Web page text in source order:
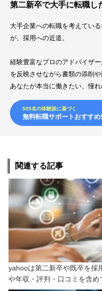
第二新卒で大手に転職し
大手企業への転職を考えてい
が、採用への近道。
経験豊富なプロのアドバイザ
を反映させながら書類の添削や
あなたが本当に働きたい、憧
505名の体験談に基づく
無料転職サポートおすすめ
関連する記事
yahooは第二新卒や既卒を採
や年収・評判・口コミを含め